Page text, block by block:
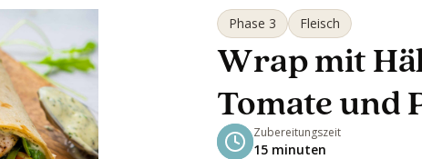
Phase 3 Fleisch
Wrap mit
Tomate und
Zubereitungszeit
15 minuten